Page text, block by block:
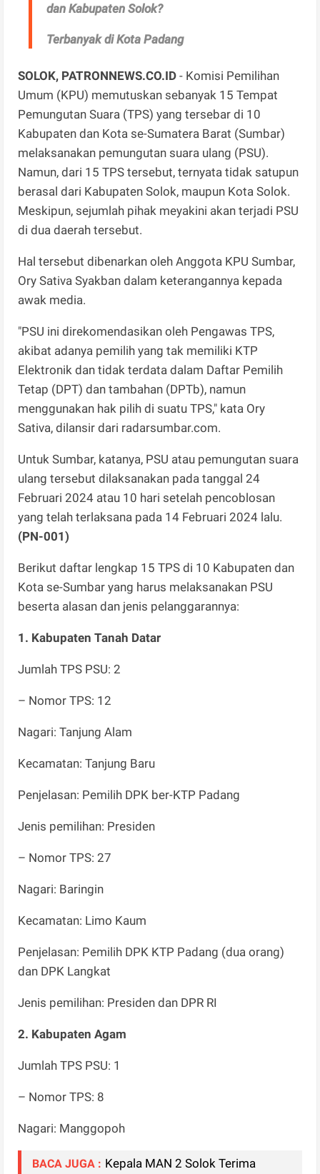
dan Kabupaten Solok?
Terbanyak di Kota Padang
SOLOK, PATRONNEWS.CO.ID - Komisi Pemilihan
Umum (KPU) memutuskan sebanyak 15 Tempat
Pemungutan Suara (TPS) yang tersebar di 10
Kabupaten dan Kota se-Sumatera Barat (Sumbar)
melaksanakan pemungutan suara ulang (PSU).
Namun, dari 15 TPS tersebut, ternyata tidak satupun
berasal dari Kabupaten Solok, maupun Kota Solok.
Meskipun, sejumlah pihak meyakini akan terjadi PSU
di dua daerah tersebut.
Hal tersebut dibenarkan oleh Anggota KPU Sumbar,
Ory Sativa Syakban dalam keterangannya kepada
awak media.
"PSU ini direkomendasikan oleh Pengawas TPS,
akibat adanya pemilih yang tak memiliki KTP
Elektronik dan tidak terdata dalam Daftar Pemilih
Tetap (DPT) dan tambahan (DPTb), namun
menggunakan hak pilih di suatu TPS," kata Ory
Sativa, dilansir dari radarsumbar.com.
Untuk Sumbar, katanya, PSU atau pemungutan suara
ulang tersebut dilaksanakan pada tanggal 24
Februari 2024 atau 10 hari setelah pencoblosan
yang telah terlaksana pada 14 Februari 2024 lalu.
(PN-001)
Berikut daftar lengkap 15 TPS di 10 Kabupaten dan
Kota se-Sumbar yang harus melaksanakan PSU
beserta alasan dan jenis pelanggarannya:
1. Kabupaten Tanah Datar
Jumlah TPS PSU: 2
– Nomor TPS: 12
Nagari: Tanjung Alam
Kecamatan: Tanjung Baru
Penjelasan: Pemilih DPK ber-KTP Padang
Jenis pemilihan: Presiden
– Nomor TPS: 27
Nagari: Baringin
Kecamatan: Limo Kaum
Penjelasan: Pemilih DPK KTP Padang (dua orang)
dan DPK Langkat
Jenis pemilihan: Presiden dan DPR RI
2. Kabupaten Agam
Jumlah TPS PSU: 1
– Nomor TPS: 8
Nagari: Manggopoh
BACA JUGA : Kepala MAN 2 Solok Terima